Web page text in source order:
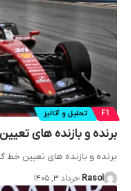
F1 تحلیل و آنالیز
برنده و بازنده های تعیین
برنده و بازنده های تعیین خط گرندپری کانادا
Rasol خرداد ۳, ۱۴۰۵